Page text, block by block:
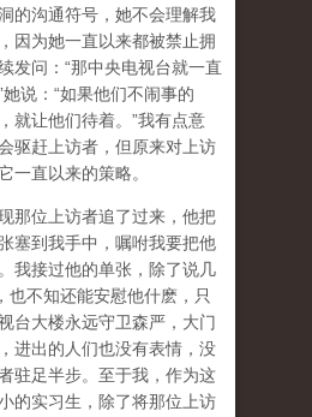
的沟通符号，她不会理解我
因为她一直以来都被禁止拥
发问：“那中央电视台就一直
说：“如果他们不闹事的
就让他们待着。”我有点意
驱赶上访者，但原来对上访
一直以来的策略。
那位上访者追了过来，他把
塞到我手中，嘱咐我要把他
我接过他的单张，除了说几
也不知还能安慰他什麽，只
台大楼永远守卫森严，大门
进出的人们也没有表情，没
驻足半步。至于我，作为这
的实习生，除了将那位上访